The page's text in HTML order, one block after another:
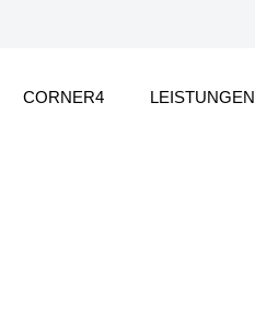
CORNER4 LEISTUNGEN